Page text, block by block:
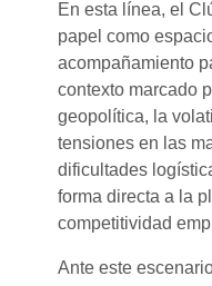
En esta línea, el
papel como
acompañamiento
contexto marcado
geopolítica, la
tensiones en las
dificultades
forma directa a la
competitividad
Ante este